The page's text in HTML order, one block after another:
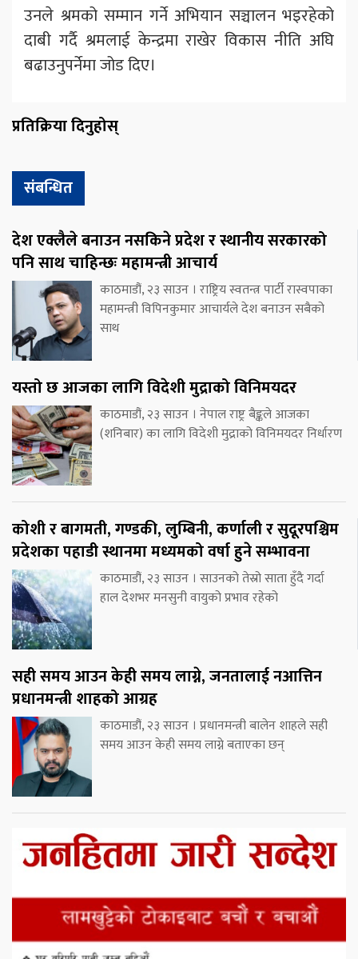
उनले श्रमको सम्मान गर्ने अभियान सञ्चालन भइरहेको
दाबी गर्दै श्रमलाई केन्द्रमा राखेर विकास नीति अघि
बढाउनुपर्नेमा जोड दिए।
प्रतिक्रिया दिनुहोस्
संबन्धित
देश एक्लैले बनाउन नसकिने प्रदेश र स्थानीय सरकारको
पनि साथ चाहिन्छः महामन्त्री आचार्य
काठमाडौं, २३ साउन । राष्ट्रिय स्वतन्त्र पार्टी रास्वपाका
महामन्त्री विपिनकुमार आचार्यले देश बनाउन सबैको
साथ
यस्तो छ आजका लागि विदेशी मुद्राको विनिमयदर
काठमाडौं, २३ साउन । नेपाल राष्ट्र बैङ्कले आजका
(शनिबार) का लागि विदेशी मुद्राको विनिमयदर निर्धारण
कोशी र बागमती, गण्डकी, लुम्बिनी, कर्णाली र सुदूरपश्चिम
प्रदेशका पहाडी स्थानमा मध्यमको वर्षा हुने सम्भावना
काठमाडौं, २३ साउन । साउनको तेस्रो साता हुँदै गर्दा
हाल देशभर मनसुनी वायुको प्रभाव रहेको
सही समय आउन केही समय लाग्ने, जनतालाई नआत्तिन
प्रधानमन्त्री शाहको आग्रह
काठमाडौं, २३ साउन । प्रधानमन्त्री बालेन शाहले सही
समय आउन केही समय लाग्ने बताएका छन्